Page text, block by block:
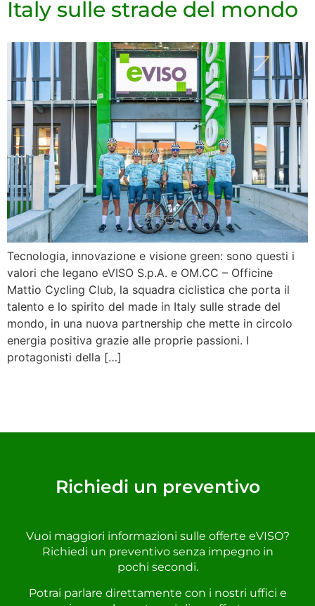
Italy sulle strade del mondo
Tecnologia, innovazione e visione green: sono questi i
valori che legano eVISO S.p.A. e OM.CC – Officine
Mattio Cycling Club, la squadra ciclistica che porta il
talento e lo spirito del made in Italy sulle strade del
mondo, in una nuova partnership che mette in circolo
energia positiva grazie alle proprie passioni. I
protagonisti della […]
Richiedi un preventivo
Vuoi maggiori informazioni sulle offerte eVISO?
Richiedi un preventivo senza impegno in
pochi secondi.
Potrai parlare direttamente con i nostri uffici e